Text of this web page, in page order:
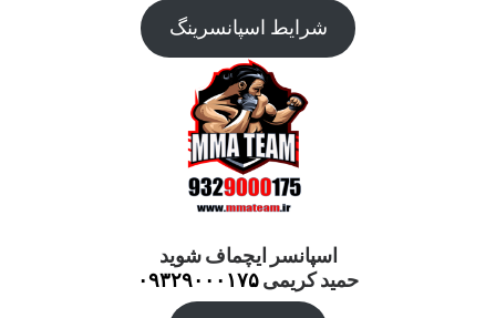
شرایط اسپانسرینگ
اسپانسر ایچماف شوید
حمید کریمی۰۹۳۲۹۰۰۰۱۷۵